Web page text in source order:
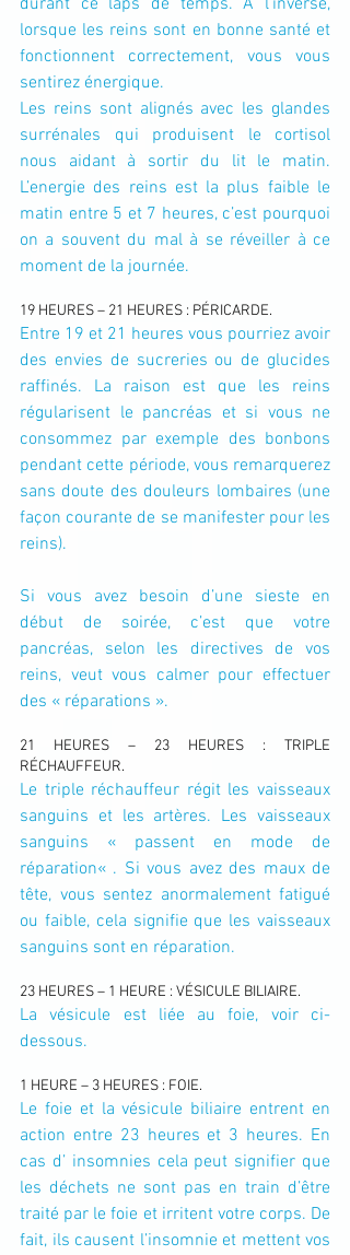
lorsque les reins sont en bonne santé et
fonctionnent correctement, vous vous
sentirez énergique.
Les reins sont alignés avec les glandes
surrénales qui produisent le cortisol
nous aidant à sortir du lit le matin.
L’energie des reins est la plus faible le
matin entre 5 et 7 heures, c’est pourquoi
on a souvent du mal à se réveiller à ce
moment de la journée.
19 HEURES – 21 HEURES : PÉRICARDE.
Entre 19 et 21 heures vous pourriez avoir
des envies de sucreries ou de glucides
raffinés. La raison est que les reins
régularisent le pancréas et si vous ne
consommez par exemple des bonbons
pendant cette période, vous remarquerez
sans doute des douleurs lombaires (une
façon courante de se manifester pour les
reins).
Si vous avez besoin d’une sieste en
début de soirée, c’est que votre
pancréas, selon les directives de vos
reins, veut vous calmer pour effectuer
des « réparations ».
21 HEURES – 23 HEURES : TRIPLE
RÉCHAUFFEUR.
Le triple réchauffeur régit les vaisseaux
sanguins et les artères. Les vaisseaux
sanguins « passent en mode de
réparation« . Si vous avez des maux de
tête, vous sentez anormalement fatigué
ou faible, cela signifie que les vaisseaux
sanguins sont en réparation.
23 HEURES – 1 HEURE : VÉSICULE BILIAIRE.
La vésicule est liée au foie, voir ci-
dessous.
1 HEURE – 3 HEURES : FOIE.
Le foie et la vésicule biliaire entrent en
action entre 23 heures et 3 heures. En
cas d’ insomnies cela peut signifier que
les déchets ne sont pas en train d’être
traité par le foie et irritent votre corps. De
fait, ils causent l’insomnie et mettent vos